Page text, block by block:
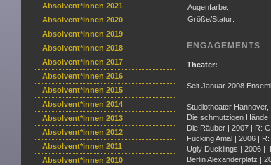
Absolvent*innen 2021
Absolvent*innen 2020
Absolvent*innen 2019
Absolvent*innen 2018
Absolvent*innen 2017
Absolvent*innen 2016
Absolvent*innen 2015
Absolvent*innen 2014
Absolvent*innen 2013
Absolvent*innen 2012
Absolvent*innen 2011
Absolvent*innen 2010
Augenfarbe:
Größe/Statur:
ENGAGEMENTS
Theater:
Seit Januar 2008
Studiotheater
Die schmutzigen
Die Räuber | 2007 | R:
Fucking Amal | 2006 |
Ugly Ducklings | 2006 |
Berlin Alexanderplatz |